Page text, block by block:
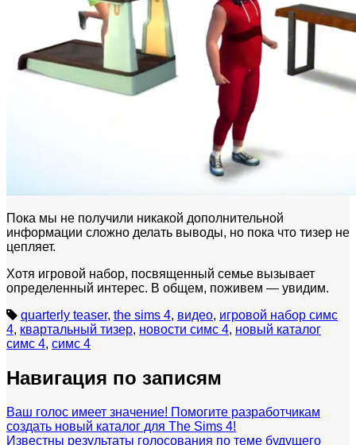
Пока мы не получили никакой дополнительной
информации сложно делать выводы, но пока что тизер не
цепляет.
Хотя игровой набор, посвященный семье вызывает
определенный интерес. В общем, поживем — увидим.
quarterly teaser, the sims 4, видео, игровой набор симс
4, квартальный тизер, новости симс 4, новый каталог
симс 4, симс 4
Навигация по записям
Ваш голос имеет значение! Помогите разработчикам
создать новый каталог для The Sims 4!
Известны результаты голосования по теме будущего